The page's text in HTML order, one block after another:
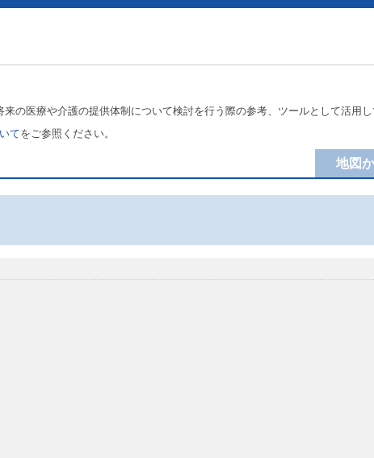
の医療や介護の提供体制について検討を行う際の参考、ツールとして活用
てをご参照ください。
地図